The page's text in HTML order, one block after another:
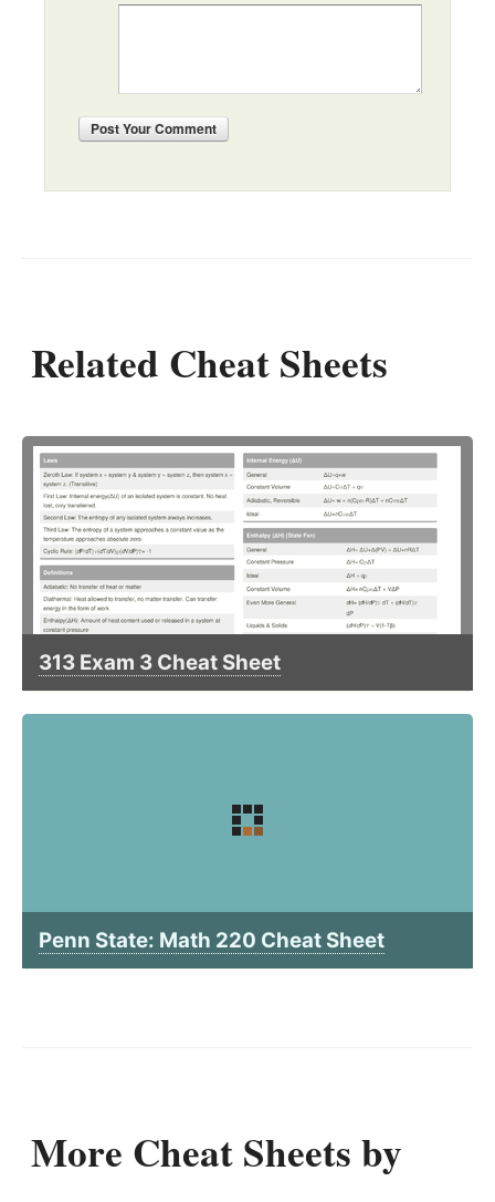
PostYour Comment
Related Cheat Sheets
313 Exam 3 Cheat Sheet
Penn State: Math 220 Cheat Sheet
More Cheat Sheets by